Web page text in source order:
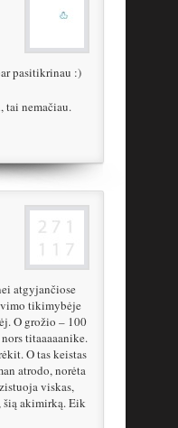
pasitikrinau :)
nemačiau.
atgyjančiose
tikimybėje
O grožio – 100
titaaaaanike.
O tas keistas
atrodo, norėta
viskas,
šią akimirką. Eik